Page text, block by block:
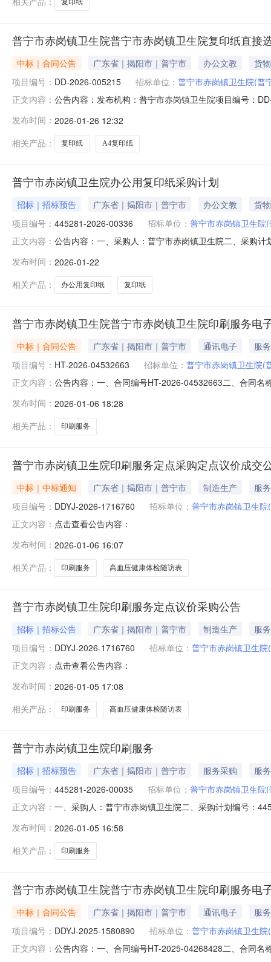
复印纸
普宁市赤岗镇卫生院普宁市赤岗镇卫生院复印纸直接
中标｜合同公告 广东省｜揭阳市｜普宁市 办公文教
货物
项目编号： DD-2026-005215 招标单位： 普宁市赤岗镇卫生院(普
正文内容： 公告内容：发布机构：普宁市赤岗镇卫生院项目编号：
院）联系方式：13592927998供应商(乙方)：普宁市中
发布时间： 2026-01-26 12:32
相关产品：
复印纸 A4复印纸
普宁市赤岗镇卫生院办公用复印纸采购计划
招标｜招标预告 广东省｜揭阳市｜普宁市 办公文教
货物
项目编号： 445281-2026-00336 招标单位： 普宁市赤岗镇卫生院
正文内容： 公告内容：一、采购人：普宁市赤岗镇卫生院二、采购
发布时间： 2026-01-22
相关产品：
办公用复印纸 复印纸
普宁市赤岗镇卫生院普宁市赤岗镇卫生院印刷服务电
中标｜合同公告 广东省｜揭阳市｜普宁市 通讯电子
服务
项目编号： HT-2026-04532663 招标单位： 普宁市赤岗镇卫生院(
正文内容： 公告内容：一、合同编号HT-2026-04532663二、合同
地址：普宁市星河明珠湾一期商铺19栋1911号联系方式
发布时间： 2026-01-06 18:28
相关产品：
印刷服务
普宁市赤岗镇卫生院印刷服务定点采购定点议价成交
中标｜中标通知 广东省｜揭阳市｜普宁市 制造生产
服务
项目编号： DDYJ-2026-1716760 招标单位： 普宁市赤岗镇卫生
正文内容： 点击查看公告内容：
发布时间： 2026-01-06 16:07
相关产品：
印刷服务 高血压健康体检随访表
普宁市赤岗镇卫生院印刷服务定点议价采购公告
招标｜招标公告 广东省｜揭阳市｜普宁市 制造生产
服务
项目编号： DDYJ-2026-1716760 招标单位： 普宁市赤岗镇卫生
正文内容： 点击查看公告内容：
发布时间： 2026-01-05 17:08
相关产品：
印刷服务 高血压健康体检随访表
普宁市赤岗镇卫生院印刷服务
招标｜招标预告 广东省｜揭阳市｜普宁市 服务采购
服务
项目编号： 445281-2026-00035 招标单位： 普宁市赤岗镇卫生院
正文内容： 一、采购人：普宁市赤岗镇卫生院二、采购计划编号：
发布时间： 2026-01-05 16:58
相关产品：
印刷服务
普宁市赤岗镇卫生院普宁市赤岗镇卫生院印刷服务电
中标｜合同公告 广东省｜揭阳市｜普宁市 通讯电子
服务
项目编号： DDYJ-2025-1580890 招标单位： 普宁市赤岗镇卫生
正文内容： 公告内容：一、合同编号HT-2025-04268428二、合同